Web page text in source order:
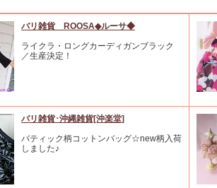
バリ雑貨 ROOSA◆ルーサ◆
ライクラ・ロングカーディガンブラック
／生産決定！
バリ雑貨･沖縄雑貨[沖楽堂]
バティック柄コットンバッグ☆new柄入荷
しました♪